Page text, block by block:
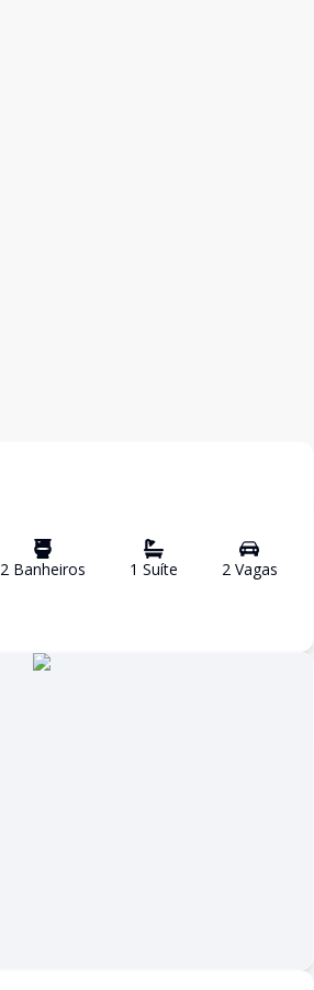
2Banheiros 1 Suíte 2Vagas